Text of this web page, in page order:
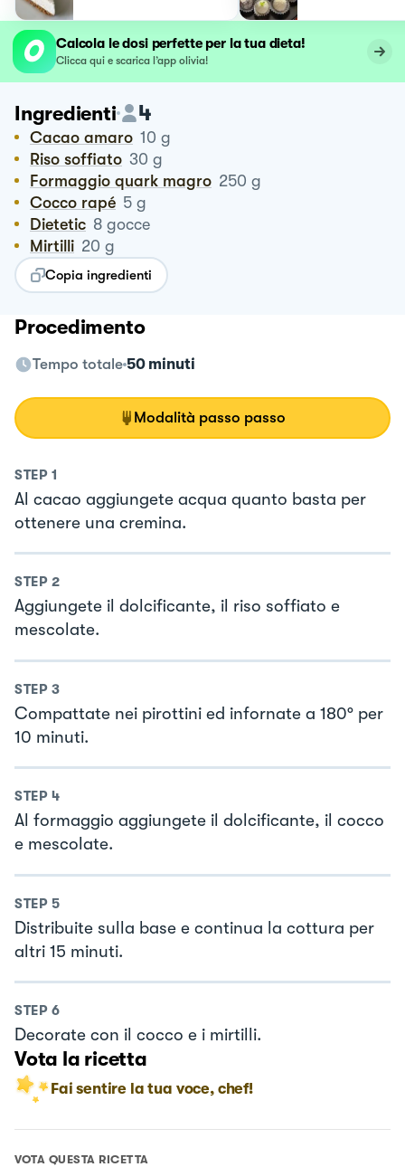
Calcola le dosi perfette per la tua dieta!
Clicca qui e scarica l’app olivia!
Ingredienti 4
Cacao amaro 10 g
Riso soffiato 30 g
Formaggio quark magro 250 g
Cocco rapé 5 g
Dietetic 8 gocce
Mirtilli 20 g
Copia ingredienti
Procedimento
Tempo totale 50 minuti
Modalità passo passo
STEP 1
Al cacao aggiungete acqua quanto basta per
ottenere una cremina.
STEP 2
Aggiungete il dolcificante, il riso soffiato e
mescolate.
STEP 3
Compattate nei pirottini ed infornate a 180° per
10 minuti.
STEP 4
Al formaggio aggiungete il dolcificante, il cocco
e mescolate.
STEP 5
Distribuite sulla base e continua la cottura per
altri 15 minuti.
STEP 6
Decorate con il cocco e i mirtilli.
Vota la ricetta
Fai sentire la tua voce, chef!
VOTA QUESTA RICETTA